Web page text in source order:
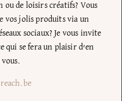
ou de loisirs créatifs? Vous
vos jolis produits via un
sociaux? Je vous invite
qui se fera un plaisir d’en